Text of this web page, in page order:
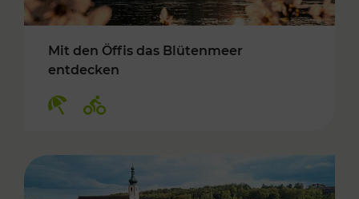
Mit den Öffis das Blütenmeer
entdecken